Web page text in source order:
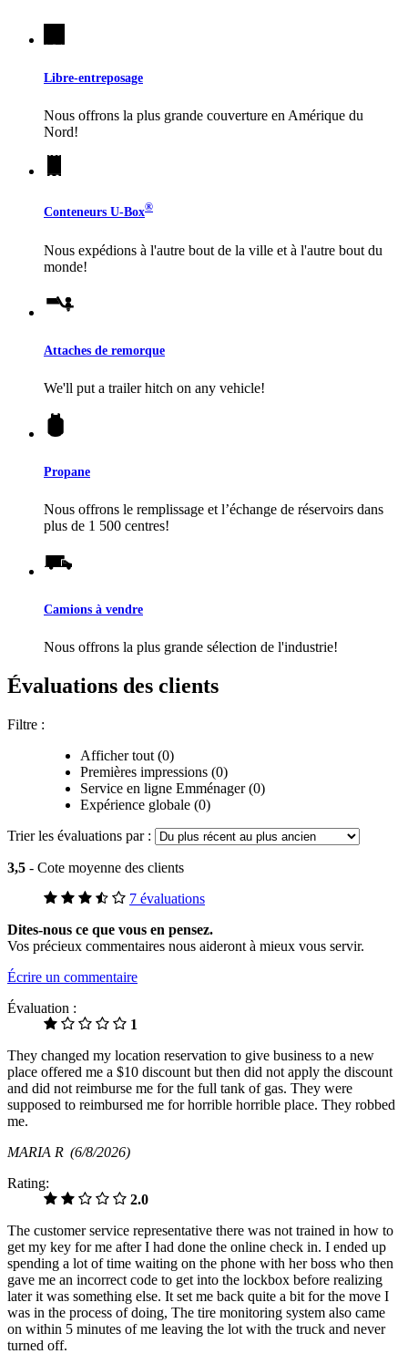
Libre-entreposage
Nous offrons la plus grande couverture en Amérique du
Nord!
Conteneurs U-Box®
Nous expédions à l'autre bout de la ville et à l'autre bout du
monde!
Attaches de remorque
We'll put a trailer hitch on any vehicle!
Propane
Nous offrons le remplissage et l’échange de réservoirs dans
plus de 1 500 centres!
Camions à vendre
Nous offrons la plus grande sélection de l'industrie!
Évaluations des clients
Filtre :
Afficher tout (0)
Premières impressions (0)
Service en ligne Emménager (0)
Expérience globale (0)
Trier les évaluations par :
3,5 - Cote moyenne des clients
7 évaluations
Dites-nous ce que vous en pensez.
Vos précieux commentaires nous aideront à mieux vous servir.
Écrire un commentaire
Évaluation :
1
They changed my location reservation to give business to a new
place offered me a $10 discount but then did not apply the discount
and did not reimburse me for the full tank of gas. They were
supposed to reimbursed me for horrible horrible place. They robbed
me.
MARIA R (6/8/2026)
Rating:
2.0
The customer service representative there was not trained in how to
get my key for me after I had done the online check in. I ended up
spending a lot of time waiting on the phone with her boss who then
gave me an incorrect code to get into the lockbox before realizing
later it was something else. It set me back quite a bit for the move I
was in the process of doing, The tire monitoring system also came
on within 5 minutes of me leaving the lot with the truck and never
turned off.